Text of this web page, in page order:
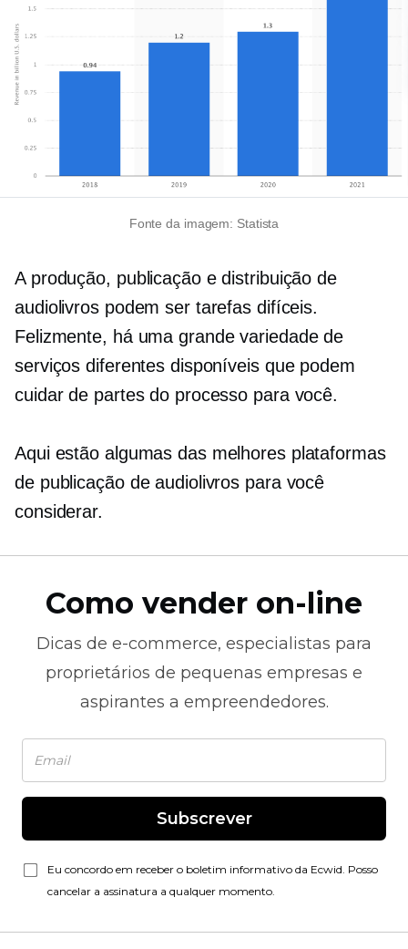
Fonte da imagem: Statista
A produção, publicação e distribuição de
audiolivros podem ser tarefas difíceis.
Felizmente, há uma grande variedade de
serviços diferentes disponíveis que podem
cuidar de partes do processo para você.
Aqui estão algumas das melhores plataformas
de publicação de audiolivros para você
considerar.
Como vender on-line
Dicas de e-commerce, especialistas para
proprietários de pequenas empresas e
aspirantes a empreendedores.
Subscrever
Eu concordo em receber o boletim informativo da Ecwid. Posso
cancelar a assinatura a qualquer momento.